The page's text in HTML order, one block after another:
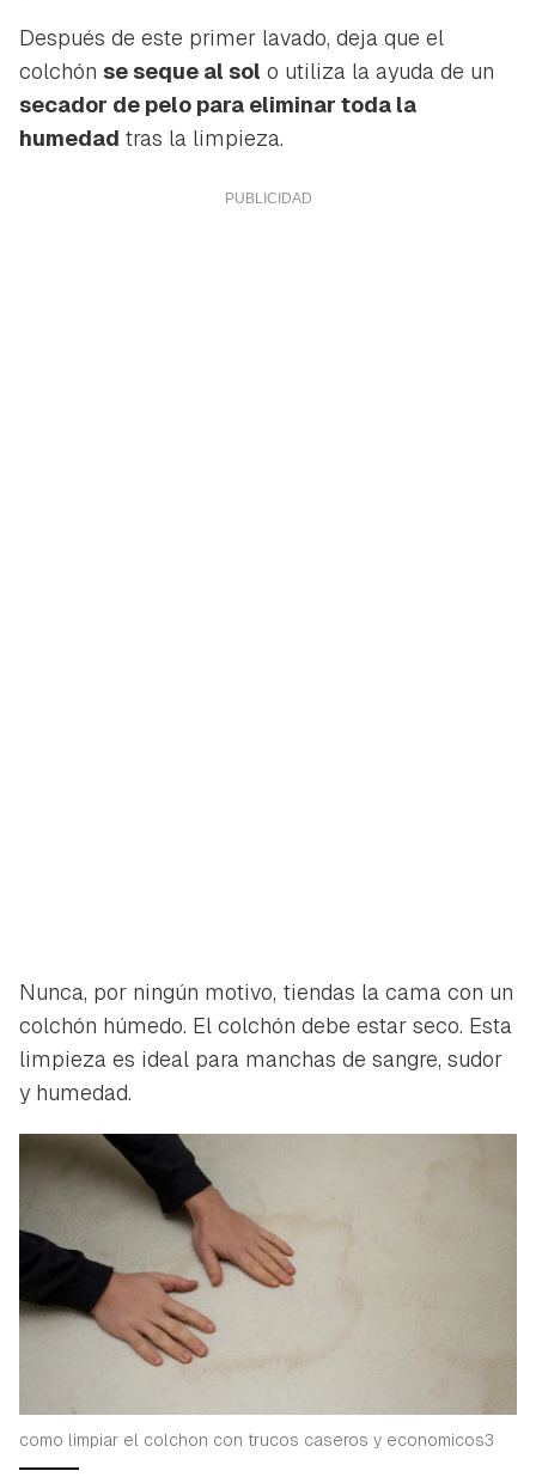
Guardar como favorito
Después de este primer lavado, deja que el
colchón se seque al sol o utiliza la ayuda de un
secador de pelo para eliminar toda la
humedad tras la limpieza.
Nunca, por ningún motivo, tiendas la cama con un
colchón húmedo. El colchón debe estar seco. Esta
limpieza es ideal para manchas de sangre, sudor
y humedad.
como limpiar el colchon con trucos caseros y economicos3
Contenido enviado